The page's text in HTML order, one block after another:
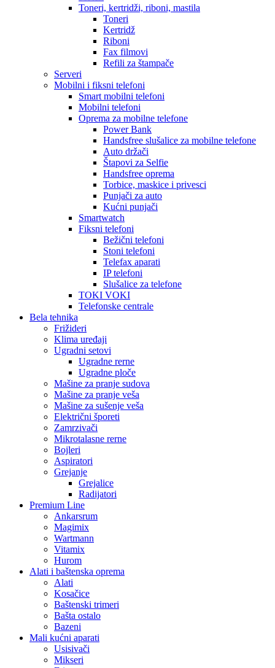
Toneri, kertridži, riboni, mastila
Toneri
Kertridž
Riboni
Fax filmovi
Refili za štampače
Serveri
Mobilni i fiksni telefoni
Smart mobilni telefoni
Mobilni telefoni
Oprema za mobilne telefone
Power Bank
Handsfree slušalice za mobilne telefone
Auto držači
Štapovi za Selfie
Handsfree oprema
Torbice, maskice i privesci
Punjači za auto
Kućni punjači
Smartwatch
Fiksni telefoni
Bežični telefoni
Stoni telefoni
Telefax aparati
IP telefoni
Slušalice za telefone
TOKI VOKI
Telefonske centrale
Bela tehnika
Frižideri
Klima uređaji
Ugradni setovi
Ugradne rerne
Ugradne ploče
Mašine za pranje sudova
Mašine za pranje veša
Mašine za sušenje veša
Električni šporeti
Zamrzivači
Mikrotalasne rerne
Bojleri
Aspiratori
Grejanje
Grejalice
Radijatori
Premium Line
Ankarsrum
Magimix
Wartmann
Vitamix
Hurom
Alati i baštenska oprema
Alati
Kosačice
Baštenski trimeri
Bašta ostalo
Bazeni
Mali kućni aparati
Usisivači
Mikseri